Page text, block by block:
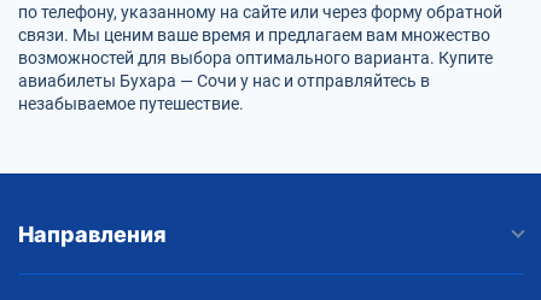
по телефону, указанному на сайте или через форму обратной
связи. Мы ценим ваше время и предлагаем вам множество
возможностей для выбора оптимального варианта. Купите
авиабилеты Бухара — Сочи у нас и отправляйтесь в
незабываемое путешествие.
Направления